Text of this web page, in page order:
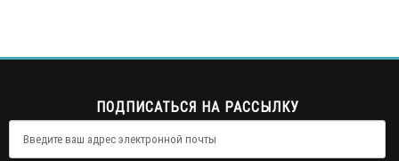
ПОДПИСАТЬСЯ НА РАССЫЛКУ